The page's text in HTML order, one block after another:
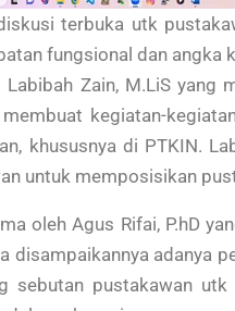
terbuka utk
fungsional dan angka
Labibah Zain, M.LiS
kegiatan-
khususnya di PTKIN.
untuk memposisikan
oleh Agus Rifai, P.hD
disampaikannya adanya
sebutan pustakawan